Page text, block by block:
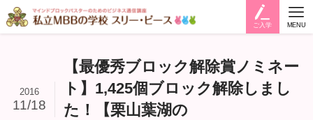
ご入学 MENU
【最優秀ブロック解除賞ノミネー
ト】1,425個ブロック解除しまし
た！【栗山葉湖の
2016
11/18